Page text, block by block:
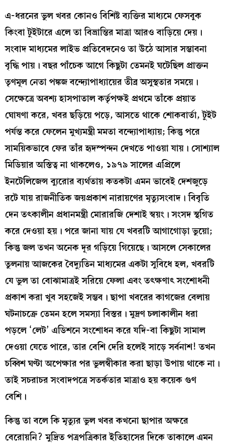
এ-ধরনের ভুল খবর কোনও বিশিষ্ট ব্যক্তির মাধ্যমে ফেসবুক
কিংবা টুইটারে এলে তা বিভ্রান্তির মাত্রা আরও বাড়িয়ে দেয়।
সংবাদ মাধ্যমের লাইভ প্রতিবেদনেও তা উঠে আসার সম্ভাবনা
বৃদ্ধি পায়। বছর পাঁচেক আগে কিছুটা তেমনই ঘটেছিল প্রাক্তন
তৃণমূল নেতা পঙ্কজ বন্দ্যোপাধ্যায়ের তীব্র অসুস্থতার সময়ে।
সেক্ষেত্রে অবশ্য হাসপাতাল কর্তৃপক্ষই প্রথমে তাঁকে প্রয়াত
ঘোষণা করে, খবর ছড়িয়ে পড়ে, আসতে থাকে শোকবার্তা, টুইট
পর্যন্ত করে ফেলেন মুখ্যমন্ত্রী মমতা বন্দ্যোপাধ্যায়; কিন্তু পরে
সাময়িকভাবে ফের তাঁর হৃদস্পন্দন দেখতে পাওয়া যায়। সোশ্যাল
মিডিয়ার অস্তিত্ব না থাকলেও, ১৯৭৯ সালের এপ্রিলে
ইনটেলিজেন্স ব্যুরোর ব্যর্থতায় কতকটা এমন ভাবেই দেশজুড়ে
রটে যায় রাজনীতিক জয়প্রকাশ নারায়ণের মৃত্যুসংবাদ। বিবৃতি
দেন তৎকালীন প্রধানমন্ত্রী মোরারজি দেশাই স্বয়ং। সংসদ স্থগিত
করে দেওয়া হয়। পরে জানা যায় যে খবরটি আগাগোড়া ভুয়ো;
কিন্তু জল তখন অনেক দূর গড়িয়ে গিয়েছে। আসলে সেকালের
তুলনায় আজকের বৈদ্যুতিন মাধ্যমের একটা সুবিধে হল, খবরটি
যে ভুল তা বোঝামাত্রই সরিয়ে ফেলা এবং তৎক্ষণাৎ সংশোধনী
প্রকাশ করা খুব সহজেই সম্ভব। ছাপা খবরের কাগজের বেলায়
ঘটনাচক্রে তেমন হলে সমস্যা বিস্তর। মুদ্রণ চলাকালীন ধরা
পড়লে ‘লেট’ এডিশনে সংশোধন করে যদি-বা কিছুটা সামাল
দেওয়া যেতে পারে, তার বেশি দেরি হলেই সাড়ে সর্বনাশ! তখন
চব্বিশ ঘণ্টা অপেক্ষার পর ভুলস্বীকার করা ছাড়া উপায় থাকে না।
তাই সচরাচর সংবাদপত্রে সতর্কতার মাত্রাও হয় কয়েক গুণ
বেশি।
কিন্তু তা বলে কি মৃত্যুর ভুল খবর কখনো ছাপার অক্ষরে
বেরোয়নি? মুদ্রিত পত্রপত্রিকার ইতিহাসের দিকে তাকালে এমন